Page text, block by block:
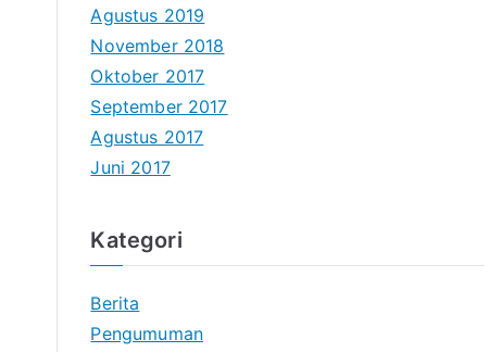
Agustus 2019
November 2018
Oktober 2017
September 2017
Agustus 2017
Juni 2017
Kategori
Berita
Pengumuman